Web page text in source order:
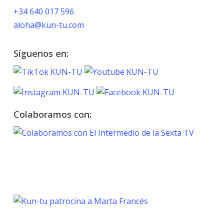
+34 640 017 596
aloha@kun-tu.com
Síguenos en:
Colaboramos con: